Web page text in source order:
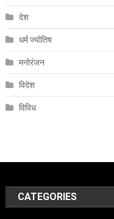
देश
धर्म ज्योतिष
मनोरंजन
विदेश
विविध
CATEGORIES